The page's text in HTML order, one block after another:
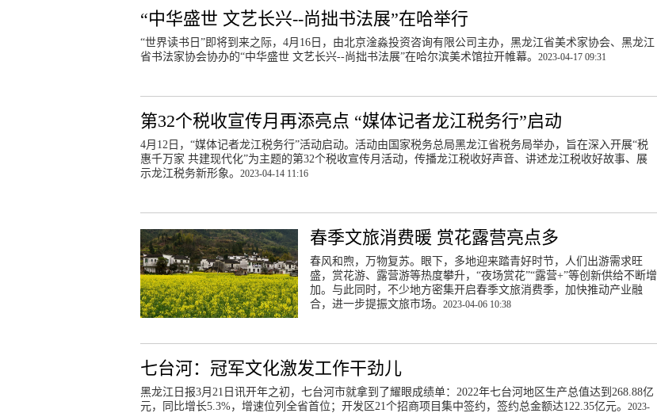
“中华盛世 文艺长兴--尚拙书法展”在哈举行
“世界读书日”即将到来之际，4月16日，由北京淦淼投资咨询有限公司主办，黑龙江省美术家协会、黑龙江
省书法家协会协办的“中华盛世 文艺长兴--尚拙书法展”在哈尔滨美术馆拉开帷幕。 2023-04-17 09:31
第32个税收宣传月再添亮点 “媒体记者龙江税务行”启动
4月12日，“媒体记者龙江税务行”活动启动。活动由国家税务总局黑龙江省税务局举办，旨在深入开展“税
惠千万家 共建现代化”为主题的第32个税收宣传月活动，传播龙江税收好声音、讲述龙江税收好故事、展
示龙江税务新形象。 2023-04-14 11:16
春季文旅消费暖 赏花露营亮点多
春风和煦，万物复苏。眼下，多地迎来踏青好时节，人们出游需求旺
盛，赏花游、露营游等热度攀升，“夜场赏花”“露营+”等创新供给不断增
加。与此同时，不少地方密集开启春季文旅消费季，加快推动产业融
合，进一步提振文旅市场。2023-04-06 10:38
七台河：冠军文化激发工作干劲儿
黑龙江日报3月21日讯开年之初，七台河市就拿到了耀眼成绩单：2022年七台河地区生产总值达到268.88亿
元，同比增长5.3%，增速位列全省首位；开发区21个招商项目集中签约，签约总金额达122.35亿元。 2023-